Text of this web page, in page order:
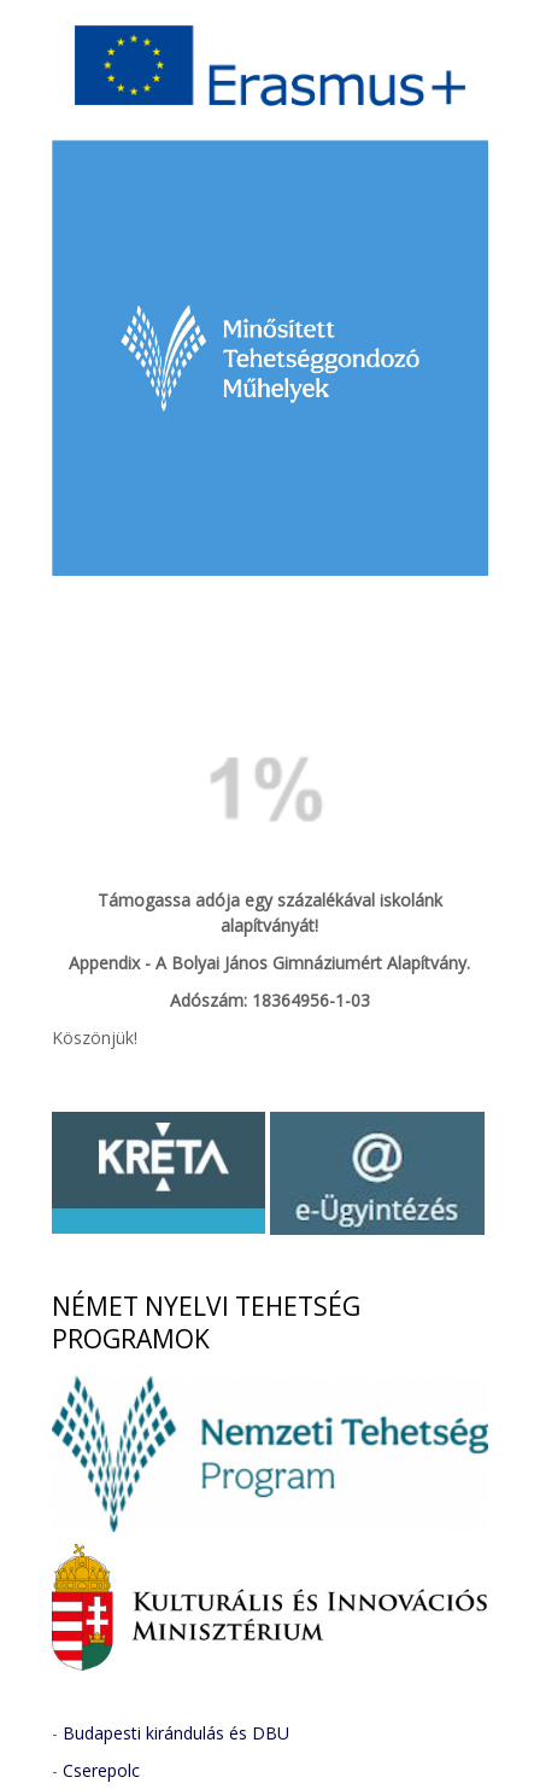
Támogassa adója egy százalékával iskolánk
alapítványát!
Appendix - A Bolyai János Gimnáziumért Alapítvány.
Adószám: 18364956-1-03
Köszönjük!
NÉMET NYELVI TEHETSÉG
PROGRAMOK
- Budapesti kirándulás és DBU
-Cserepolc